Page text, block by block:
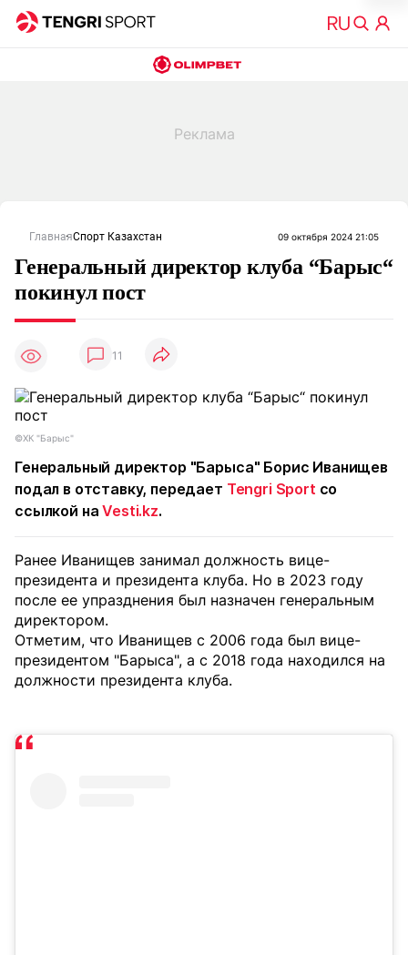
ГлавнаяСпорт Казахстан 09 октября 2024 21:05
Генеральный директор клуба “Барыс“
покинул пост
11
©ХК "Барыс"
Генеральный директор "Барыса" Борис Иванищев
подал в отставку, передает Tengri Sport со
ссылкой наVesti.kz.
Ранее Иванищев занимал должность вице-
президента и президента клуба. Но в 2023 году
после ее упразднения был назначен генеральным
директором.
Отметим, что Иванищев с 2006 года был вице-
президентом "Барыса", а с 2018 года находился на
должности президента клуба.